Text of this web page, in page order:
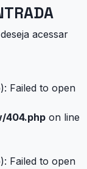
acessar
Failed to open
404.php on line
Failed to open